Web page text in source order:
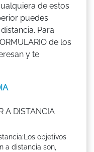
de estos
puedes
Para
de los
y te
A DISTANCIA
objetivos
a distancia son,